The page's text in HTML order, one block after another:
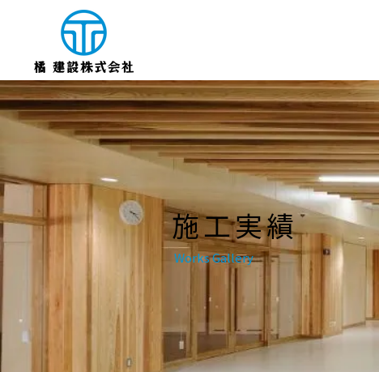
​施工実績
Works Gallery​